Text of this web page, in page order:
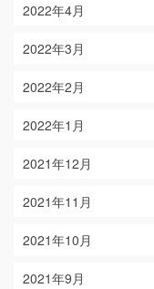
2022年4月
2022年3月
2022年2月
2022年1月
2021年12月
2021年11月
2021年10月
2021年9月